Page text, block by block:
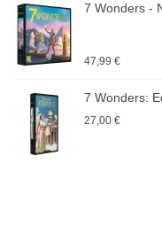
7 Wonders -
47,99 €
7 Wonders:
27,00 €